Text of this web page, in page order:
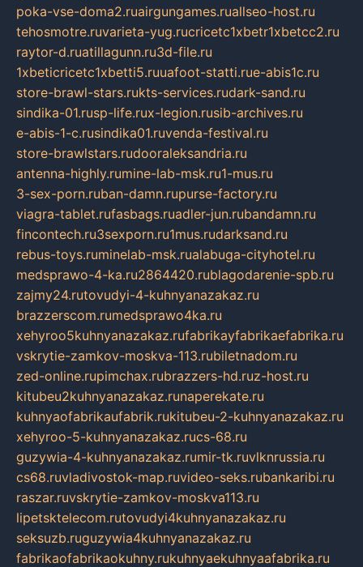
poka-vse-doma2.ruairgungames.ruallseo-host.ru
tehosmotre.ruvarieta-yug.rucricetc1xbetr1xbetcc2.ru
raytor-d.ruatillagunn.ru3d-file.ru
1xbeticricetc1xbetti5.ruuafoot-statti.rue-abis1c.ru
store-brawl-stars.rukts-services.rudark-sand.ru
sindika-01.rusp-life.rux-legion.rusib-archives.ru
e-abis-1-c.rusindika01.ruvenda-festival.ru
store-brawlstars.rudooraleksandria.ru
antenna-highly.rumine-lab-msk.ru1-mus.ru
3-sex-porn.ruban-damn.rupurse-factory.ru
viagra-tablet.rufasbags.ruadler-jun.rubandamn.ru
fincontech.ru3sexporn.ru1mus.rudarksand.ru
rebus-toys.ruminelab-msk.rualabuga-cityhotel.ru
medsprawo-4-ka.ru2864420.rublagodarenie-spb.ru
zajmy24.rutovudyi-4-kuhnyanazakaz.ru
brazzerscom.rumedsprawo4ka.ru
xehyroo5kuhnyanazakaz.rufabrikayfabrikaefabrika.ru
vskrytie-zamkov-moskva-113.rubiletnadom.ru
zed-online.rupimchax.rubrazzers-hd.ruz-host.ru
kitubeu2kuhnyanazakaz.runaperekate.ru
kuhnyaofabrikaufabrik.rukitubeu-2-kuhnyanazakaz.ru
xehyroo-5-kuhnyanazakaz.rucs-68.ru
guzywia-4-kuhnyanazakaz.rumir-tk.ruvlknrussia.ru
cs68.ruvladivostok-map.ruvideo-seks.rubankaribi.ru
raszar.ruvskrytie-zamkov-moskva113.ru
lipetsktelecom.rutovudyi4kuhnyanazakaz.ru
seksuzb.ruguzywia4kuhnyanazakaz.ru
fabrikaofabrikaokuhny.rukuhnyaekuhnyaafabrika.ru